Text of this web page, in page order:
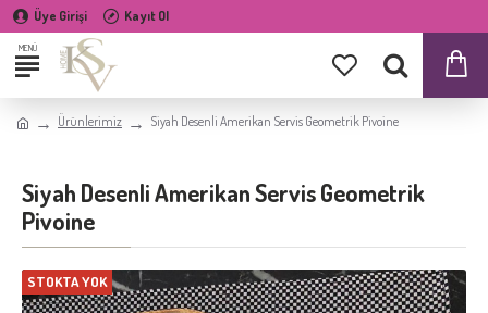
Üye Girişi Kayıt Ol
Ürünlerimiz Siyah Desenli Amerikan Servis Geometrik Pivoine
Siyah Desenli Amerikan Servis Geometrik
Pivoine
STOKTA YOK